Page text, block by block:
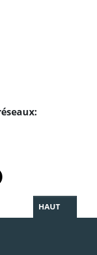
Facebook
le profil Twitter
par WhatsApp
HAUT